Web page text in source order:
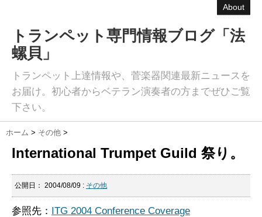
About
トランペット専門情報ブログ「法
螺貝」
トランペット上達情報や、菅楽器関連最新ニュースを
お届け。初心者からベテラン演奏者の方までぜひご覧
下さい。
ホーム > その他 >
International Trumpet Guild 祭り。
公開日： 2004/08/09 : その他
参照先： ITG 2004 Conference Coverage